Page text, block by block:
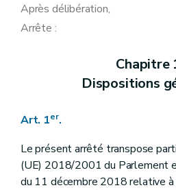
Après délibération,
Arrête :
Chapitre
Dispositions
Art. 1er.
Le présent arrêté transpose
(UE) 2018/2001 du Parlement
du 11 décembre 2018 relative